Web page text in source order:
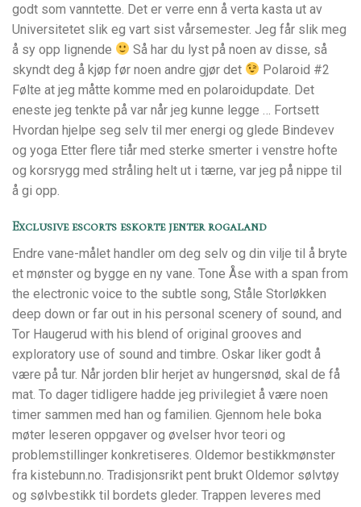
godt som vanntette. Det er verre enn å verta kasta ut av
Universitetet slik eg vart sist vårsemester. Jeg får slik meg
å sy opp lignende
Så har du lyst på noen av disse, så
skyndt deg å kjøp før noen andre gjør det
Polaroid #2
Følte at jeg måtte komme med en polaroidupdate. Det
eneste jeg tenkte på var når jeg kunne legge … Fortsett
Hvordan hjelpe seg selv til mer energi og glede Bindevev
og yoga Etter flere tiår med sterke smerter i venstre hofte
og korsrygg med stråling helt ut i tærne, var jeg på nippe til
å gi opp.
Exclusive escorts eskorte jenter rogaland
Endre vane-målet handler om deg selv og din vilje til å bryte
et mønster og bygge en ny vane. Tone Åse with a span from
the electronic voice to the subtle song, Ståle Storløkken
deep down or far out in his personal scenery of sound, and
Tor Haugerud with his blend of original grooves and
exploratory use of sound and timbre. Oskar liker godt å
være på tur. Når jorden blir herjet av hungersnød, skal de få
mat. To dager tidligere hadde jeg privilegiet å være noen
timer sammen med han og familien. Gjennom hele boka
møter leseren oppgaver og øvelser hvor teori og
problemstillinger konkretiseres. Oldemor bestikkmønster
fra kistebunn.no. Tradisjonsrikt pent brukt Oldemor sølvtøy
og sølvbestikk til bordets gleder. Trappen leveres med